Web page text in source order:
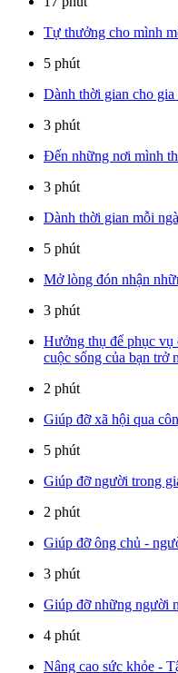
Tự thưởng cho mình
5 phút
Dành thời gian cho
3 phút
Đến những nơi mình
3 phút
Dành thời gian mỗi
5 phút
Mở lòng đón nhận
3 phút
Hưởng thụ để phục vụ
cuộc sống của bạn trở
2 phút
Giúp đỡ xã hội qua
5 phút
Giúp đỡ người trong
2 phút
Giúp đỡ ông chủ -
3 phút
Giúp đỡ những người
4 phút
Nâng cao sức khỏe -